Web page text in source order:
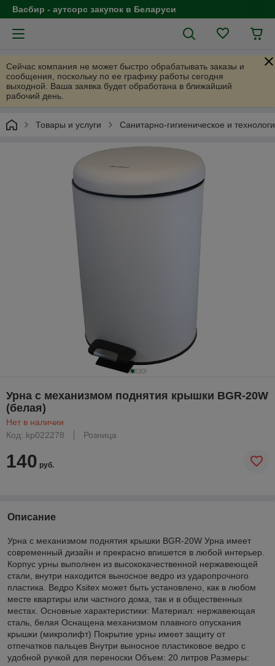
Васбир - аутсорс закупок в Беларуси
Сейчас компания не может быстро обрабатывать заказы и
сообщения, поскольку по ее графику работы сегодня
выходной. Ваша заявка будет обработана в ближайший
рабочий день.
Товары и услуги Санитарно-гигиеническое и
Урна с механизмом поднятия крышки BGR-20W
(белая)
Нет в наличии
Код: kp022278
Розница
140 руб.
Описание
Урна с механизмом поднятия крышки BGR-20W Урна имеет
современный дизайн и прекрасно впишется в любой интерьер.
Корпус урны выполнен из высококачественной нержавеющей
стали, внутри находится выносное ведро из ударопрочного
пластика. Ведро Ksitex может быть установлено, как в любом
месте квартиры или частного дома, так и в общественных
местах. Основные характеристики: Материал: нержавеющая
сталь, белая Оснащена механизмом плавного опускания
крышки (микролифт) Покрытие урны имеет защиту от
отпечатков пальцев Внутри выносное пластиковое ведро с
удобной ручкой для переноски Объем: 20 литров Размеры: